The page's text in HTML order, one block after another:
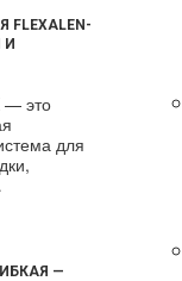
И
— это
для
—